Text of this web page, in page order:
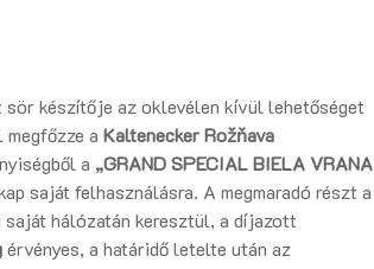
sör készítője az oklevélen kívül lehetőséget
a Kaltenecker Rožňava
a „GRAND SPECIAL BIELA VRANA
saját felhasználásra. A megmaradó részt a
hálózatán keresztül, a díjazott
érvényes, a határidő letelte után az